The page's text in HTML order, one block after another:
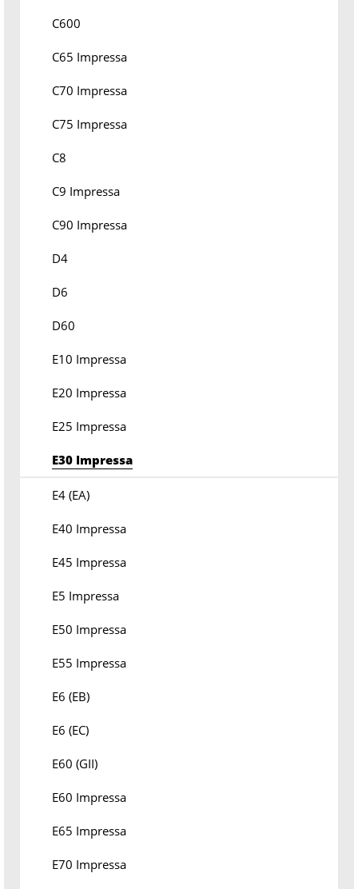
C600
C65 Impressa
C70 Impressa
C75 Impressa
C8
C9 Impressa
C90 Impressa
D4
D6
D60
E10 Impressa
E20 Impressa
E25 Impressa
E30 Impressa
E4 (EA)
E40 Impressa
E45 Impressa
E5 Impressa
E50 Impressa
E55 Impressa
E6 (EB)
E6 (EC)
E60 (GII)
E60 Impressa
E65 Impressa
E70 Impressa